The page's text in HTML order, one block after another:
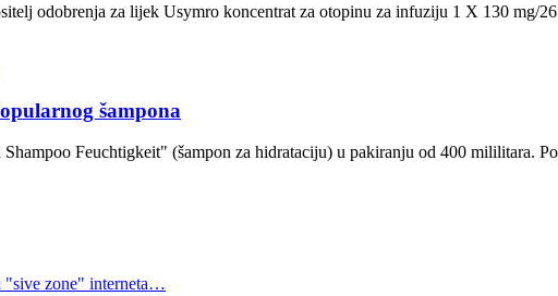
odobrenja za lijek Usymro koncentrat za otopinu za infuziju 1 X 130
šampona
Feuchtigkeit" (šampon za hidrataciju) u pakiranju od 400 mililitara.
"sive zone" interneta…